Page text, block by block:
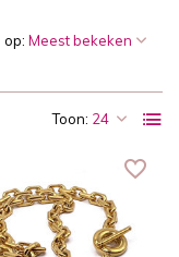
Toon: